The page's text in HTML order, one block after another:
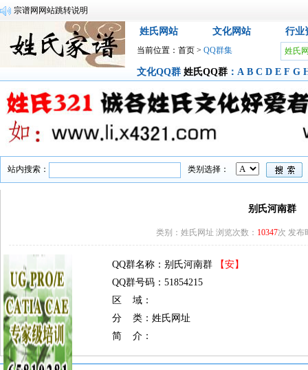
宗谱网网站跳转说明
姓氏网站 文化网站 行业
当前位置： 首页 > QQ群集 姓氏
文化QQ群 姓氏QQ群 ： A B C D E F G
站内搜索： 类别选择：
别氏河南群
类别：姓氏网址 浏览次数： 10347次 发布
QQ群名称：别氏河南群
【安】
QQ群号码：51854215
区 域：
分 类：姓氏网址
简 介：